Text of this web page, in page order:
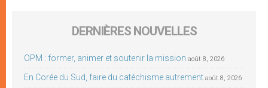
DERNIÈRES NOUVELLES
OPM : former, animer et soutenir la mission août 8, 2026
En Corée du Sud, faire du catéchisme autrement août 8, 2026